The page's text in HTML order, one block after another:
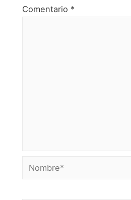
Comentario *
Nombre*